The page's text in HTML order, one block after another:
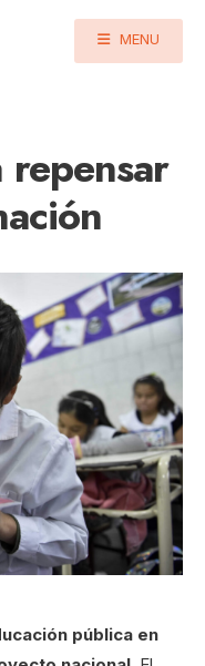
MENU
pública en